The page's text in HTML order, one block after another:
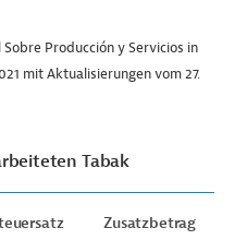
Producción y Servicios in
mit Aktualisierungen vom 27.
Tabak
Zusatzbetrag